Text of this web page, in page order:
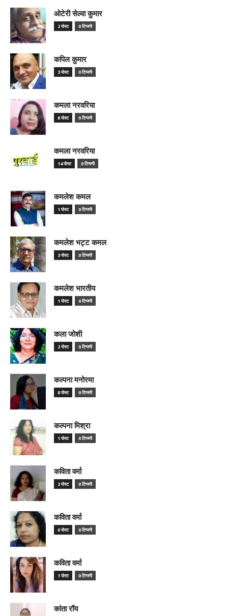
ओटेरी सेल्वा कुमार
2 पोस्ट 0 टिप्पणी
कपिल कुमार
3 पोस्ट 0 टिप्पणी
कमला नरवरिया
8 पोस्ट 0 टिप्पणी
कमला नरवरिया
14 पोस्ट 0 टिप्पणी
कमलेश कमल
1 पोस्ट 0 टिप्पणी
कमलेश भट्ट कमल
3 पोस्ट 0 टिप्पणी
कमलेश भारतीय
1 पोस्ट 0 टिप्पणी
कला जोशी
2 पोस्ट 0 टिप्पणी
कल्पना मनोरमा
8 पोस्ट 0 टिप्पणी
कल्पना मिश्रा
1 पोस्ट 0 टिप्पणी
कविता वर्मा
2 पोस्ट 0 टिप्पणी
कविता वर्मा
0 पोस्ट 0 टिप्पणी
कविता वर्मा
1 पोस्ट 0 टिप्पणी
कांता रॉय